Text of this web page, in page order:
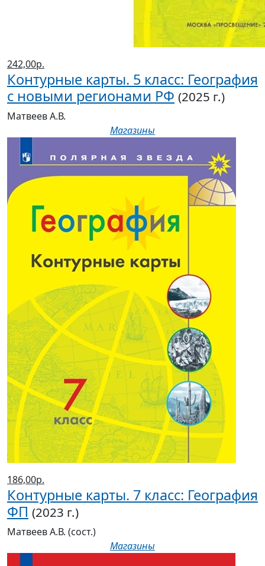
Контурные карты. 5 класс: География
с новыми регионами РФ (2025 г.)
Матвеев А.В.
186,00р.
Контурные карты. 7 класс: География
ФП (2023 г.)
Матвеев А.В. (сост.)